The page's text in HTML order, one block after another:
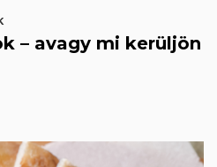
– avagy mi kerüljön